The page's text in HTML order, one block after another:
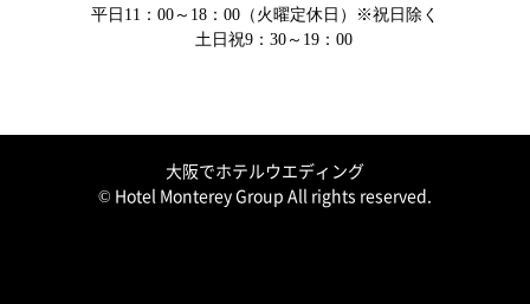
平日11：00～18：00（火曜定休日）※祝日除く
土日祝9：30～19：00
大阪でホテルウエディング
© Hotel Monterey Group All rights reserved.